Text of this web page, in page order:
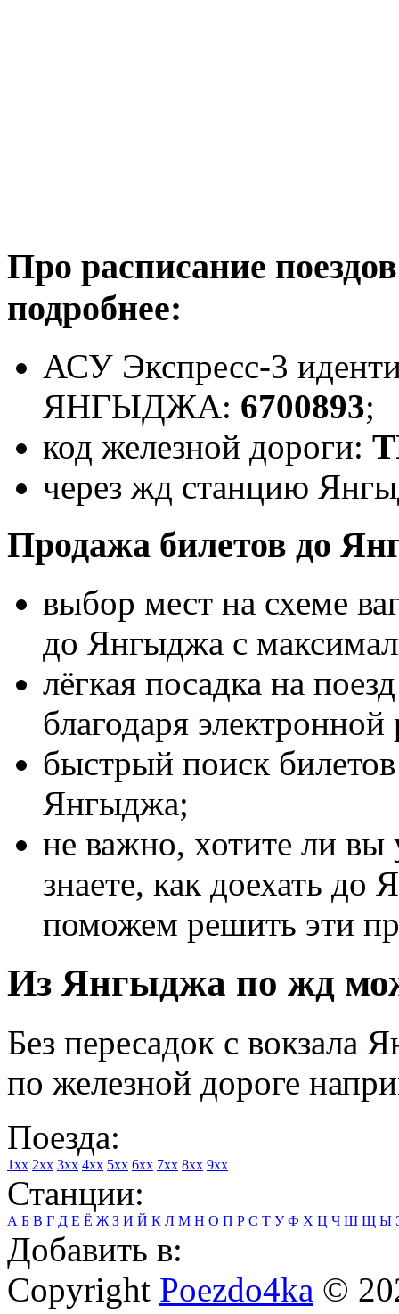
Про расписание
подробнее:
АСУ Экспресс-3
ЯНГЫДЖА: 6700893;
код железной дороги:
через жд станцию
Продажа билетов до
выбор мест на схеме
до Янгыджа с
лёгкая посадка на
благодаря
быстрый поиск
Янгыджа;
не важно, хотите ли
знаете, как доехать
поможем решить эти
Из Янгыджа по жд
Без пересадок с вокзала
по железной дороге
Поезда:
1xx 2xx 3xx 4xx 5xx 6xx 7xx 8xx 9xx
Станции:
А Б В Г Д Е Ё Ж З И Й К Л М Н О П Р С Т У Ф Х Ц Ч Ш Щ Ы
Добавить в:
Copyright Poezdo4ka ©